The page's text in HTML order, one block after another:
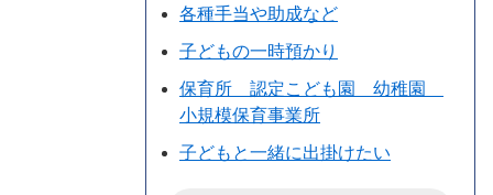
各種手当や助成など
子どもの一時預かり
保育所 認定こども園 幼稚園
小規模保育事業所
子どもと一緒に出掛けたい